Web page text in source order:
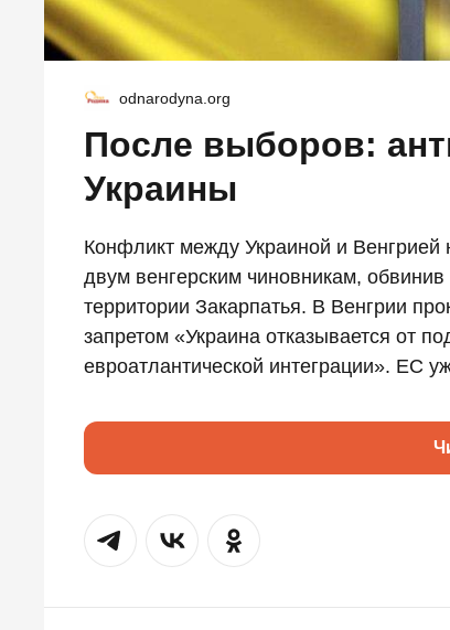
odnarodyna.org
После выборов:
Украины
Конфликт между Украиной и Венгрией
двум венгерским чиновникам,
территории Закарпатья. В Венгрии
запретом «Украина отказывается от
евроатлантической интеграции». ЕС